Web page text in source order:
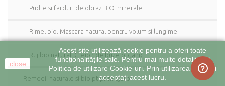
Pudre si farduri de obraz BIO minerale
Rimel bio. Mascara natural pentru volum si lungime
Ruj bio natural. Creion de buze organic
Remedii naturale si bio pt prim ajutor
close
Acest site utilizează cookie pentru a oferi toate
funcționalitățile sale. Pentru mai multe detalii citiți
Politica de utilizare Cookie-uri. Prin utilizarea site-ului
acceptați acest lucru.